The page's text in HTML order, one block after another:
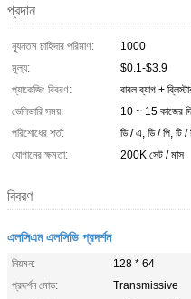
প্রদান
ন্যূনতম চাহিদার পরিমাণ:
1000
মূল্য:
$0.1-$3.9
প্যাকেজিং বিবরণ:
বাবল ব্যাগ +
ডেলিভারি সময়:
10 ~ 15 কাজের
পরিশোধের শর্ত:
ডি / এ, ডি / পি, টি /
যোগানের ক্ষমতা:
200K সেট / মাস
বিবরণ
এলসিএম এলসিডি প্রদর্শন
নিয়মন:
128 * 64
প্রদর্শন মোড:
Transmissive